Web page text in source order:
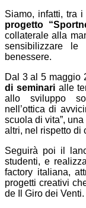
Siamo, infatti, tra
progetto
collaterale alla
sensibilizzare
benessere.
Dal 3 al 5 maggio
di seminarialle
allo sviluppo
nell’ottica di
scuola di vita”,
altri, nel rispetto di
Seguirà poi il
studenti, e
factory italiana,
progetti creativi
de Il Giro dei Venti.